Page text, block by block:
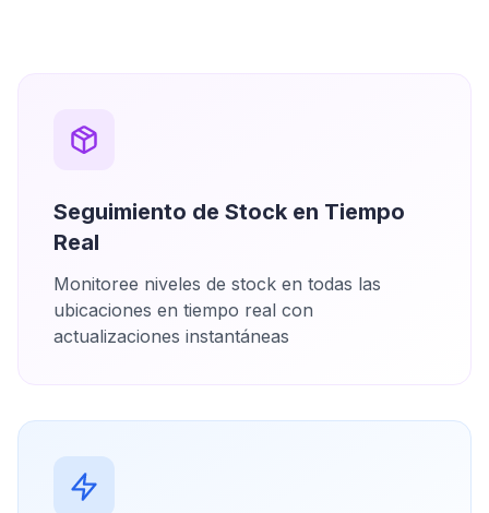
Seguimiento de Stock en Tiempo
Real
Monitoree niveles de stock en todas las
ubicaciones en tiempo real con
actualizaciones instantáneas